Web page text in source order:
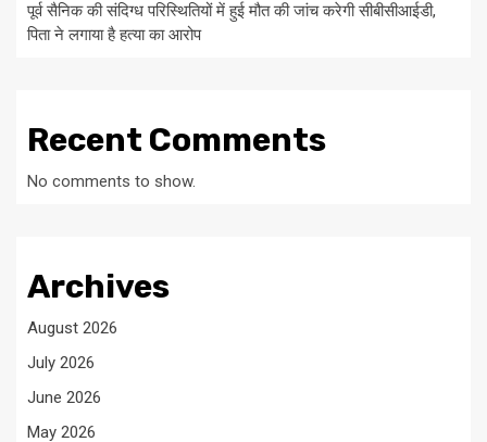
पूर्व सैनिक की संदिग्ध परिस्थितियों में हुई मौत की जांच करेगी सीबीसीआईडी,
पिता ने लगाया है हत्या का आरोप
Recent Comments
No comments to show.
Archives
August 2026
July 2026
June 2026
May 2026